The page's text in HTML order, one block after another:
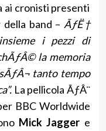
ai cronisti presenti
della band – ÃƒË†
i pezzi di
la memoria
tanto tempo
La pellicola ÃƒÂ¨
BBC Worldwide
Mick Jagger e